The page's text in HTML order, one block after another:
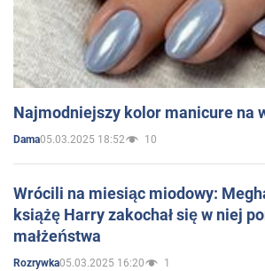
Najmodniejszy kolor manicure na
Dama05.03.2025 18:52 10
Wrócili na miesiąc miodowy:
książę Harry zakochał się w niej
małżeństwa
Rozrywka05.03.2025 16:20 1